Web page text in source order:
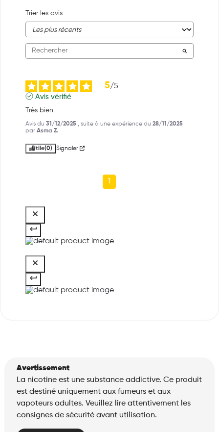
Trier les avis
5/5
Avis vérifié
Très bien
Avis du 31/12/2025 , suite à une expérience du 28/11/2025
par Asma Z.
Utile(0) Signaler
1
Avertissement
La nicotine est une substance addictive. Ce produit
est destiné uniquement aux fumeurs et aux
vapoteurs adultes. Veuillez lire attentivement les
consignes de sécurité avant utilisation.